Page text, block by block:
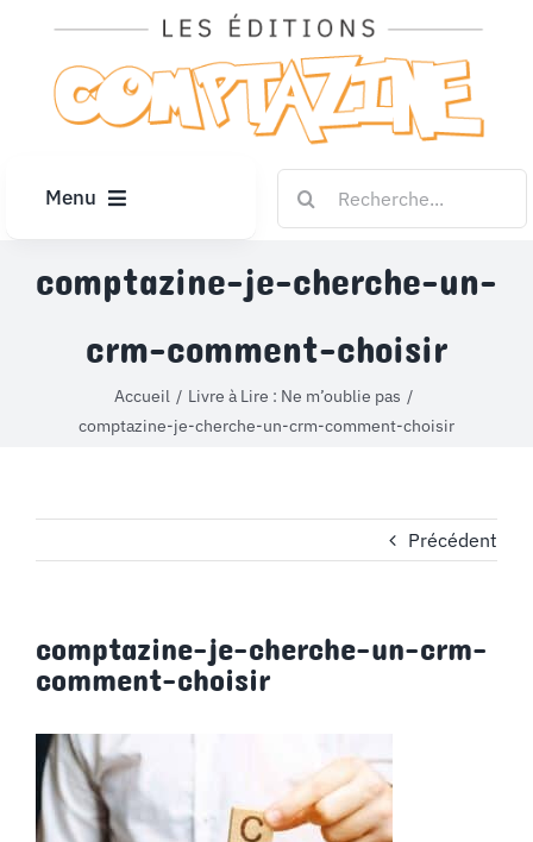
contenu
Menu
ARTICLES
DIPLÔMES
PANIER
STUDORIA
comptazine-je-cherche-un-
crm-comment-choisir
Accueil
Livre à Lire : Ne m’oublie pas
comptazine-je-cherche-un-crm-comment-choisir
Précédent
comptazine-je-cherche-un-crm-
comment-choisir